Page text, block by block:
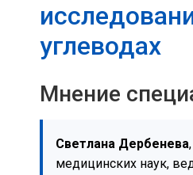
углеводах
Мнение
Светлана Дербенева
медицинских наук,